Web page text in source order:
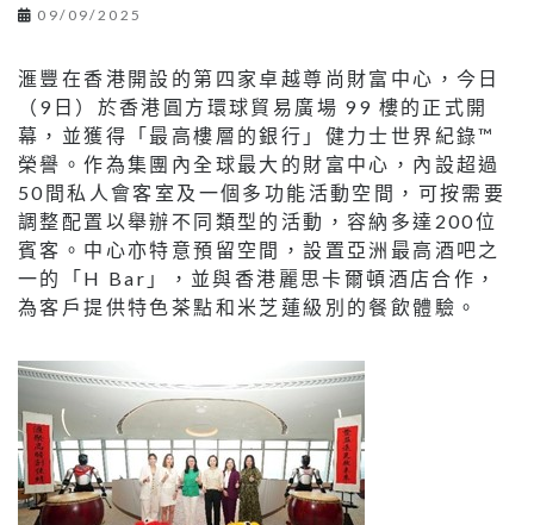
09/09/2025
滙豐在香港開設的第四家卓越尊尚財富中心，今日
（9日）於香港圓方環球貿易廣場 99 樓的正式開
幕，並獲得「最高樓層的銀行」健力士世界紀錄™
榮譽。作為集團內全球最大的財富中心，內設超過
50間私人會客室及一個多功能活動空間，可按需要
調整配置以舉辦不同類型的活動，容納多達200位
賓客。中心亦特意預留空間，設置亞洲最高酒吧之
一的「H Bar」，並與香港麗思卡爾頓酒店合作，
為客戶提供特色茶點和米芝蓮級別的餐飲體驗。